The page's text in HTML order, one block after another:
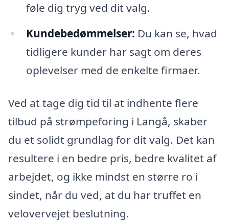
føle dig tryg ved dit valg.
Kundebedømmelser: Du kan se, hvad
tidligere kunder har sagt om deres
oplevelser med de enkelte firmaer.
Ved at tage dig tid til at indhente flere
tilbud på strømpeforing i Langå, skaber
du et solidt grundlag for dit valg. Det kan
resultere i en bedre pris, bedre kvalitet af
arbejdet, og ikke mindst en større ro i
sindet, når du ved, at du har truffet en
velovervejet beslutning.